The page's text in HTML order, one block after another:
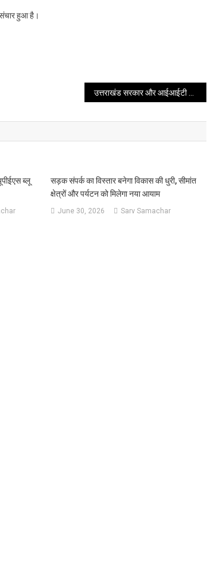
संचार हुआ है।
ब्लू
सड़क संपर्क का विस्तार बनेगा विकास की धुरी, सीमांत
क्षेत्रों और पर्यटन को मिलेगा नया आयाम
June 30, 2026 Sarv Samachar